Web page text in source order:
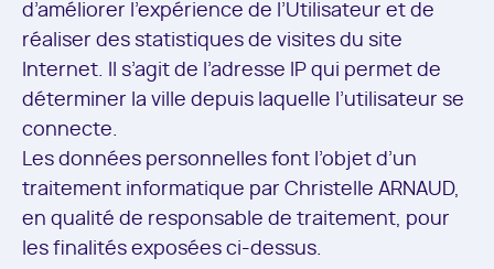
d’améliorer l’expérience de l’Utilisateur et de
réaliser des statistiques de visites du site
Internet. Il s’agit de l’adresse IP qui permet de
déterminer la ville depuis laquelle l’utilisateur se
connecte.
Les données personnelles font l’objet d’un
traitement informatique par Christelle ARNAUD,
en qualité de responsable de traitement, pour
les finalités exposées ci-dessus.